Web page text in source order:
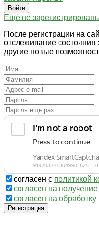
Войти
Ещё не
После регистрации на
отслеживание состояния
другие новые
согласен с политикой
согласен на
согласен на
Регистрация